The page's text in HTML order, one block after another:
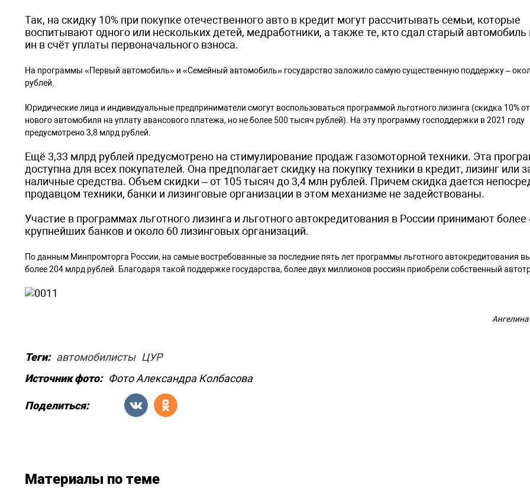
Так, на скидку 10% при покупке отечественного авто в кредит могут рассчитывать семьи, которые
воспитывают одного или нескольких детей, медработники, а также те, кто сдал старый автомобиль
ин в счёт уплаты первоначального взноса.
На программы «Первый автомобиль» и «Семейный автомобиль» государство заложило самую существенную поддержку –
рублей.
Юридические лица и индивидуальные предприниматели смогут воспользоваться программой льготного лизинга (скидка 10%
нового автомобиля на уплату авансового платежа, но не более 500 тысяч рублей). На эту программу господдержки в 2021 году
предусмотрено 3,8 млрд рублей.
Ещё 3,33 млрд рублей предусмотрено на стимулирование продаж газомоторной техники. Эта
доступна для всех покупателей. Она предполагает скидку на покупку техники в кредит, лизинг или
наличные средства. Объем скидки – от 105 тысяч до 3,4 млн рублей. Причем скидка дается
продавцом техники, банки и лизинговые организации в этом механизме не задействованы.
Участие в программах льготного лизинга и льготного автокредитования в России принимают более
крупнейших банков и около 60 лизинговых организаций.
По данным Минпромторга России, на самые востребованные за последние пять лет программы льготного автокредитования
более 204 млрд рублей. Благодаря такой поддержке государства, более двух миллионов россиян приобрели собственный
Теги: автомобилисты ЦУР
Источник фото: Фото Александра Колбасова
Поделиться:
Материалы по теме